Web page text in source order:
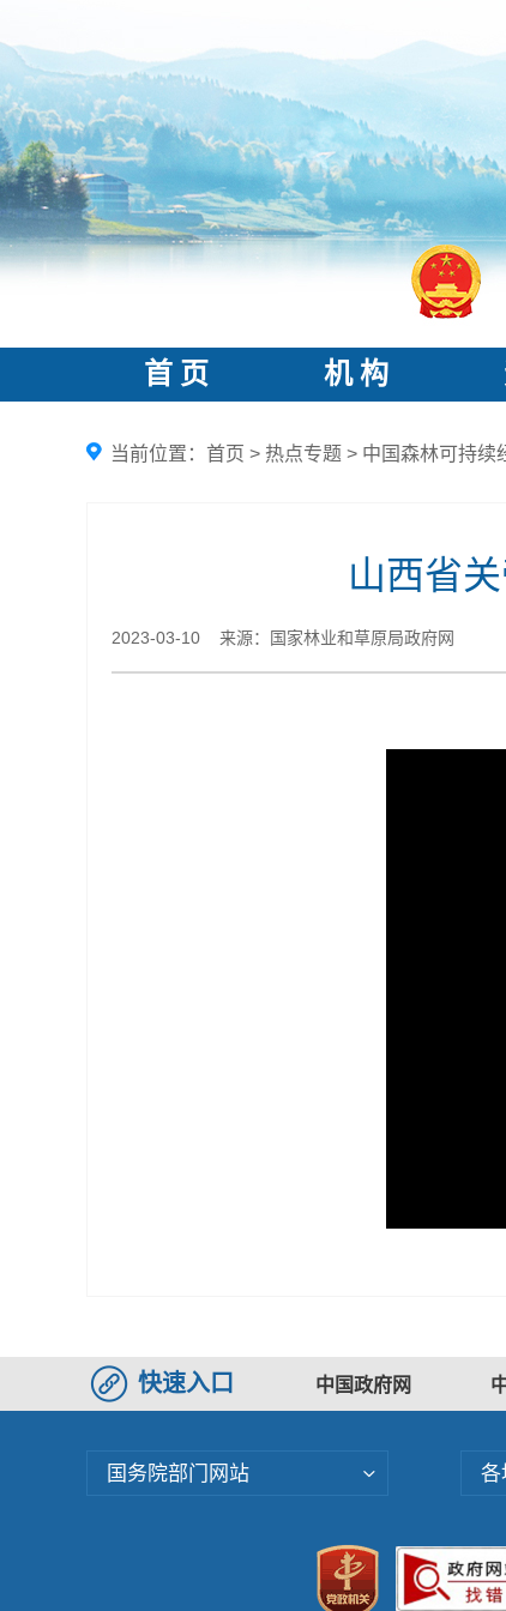
首 页 机 构
当前位置： 首页 > 热点专题 > 中国森林可持续
山西省
2023-03-10 来源：国家林业和草原局政府网
快速入口 中国政府网
国务院部门网站 各